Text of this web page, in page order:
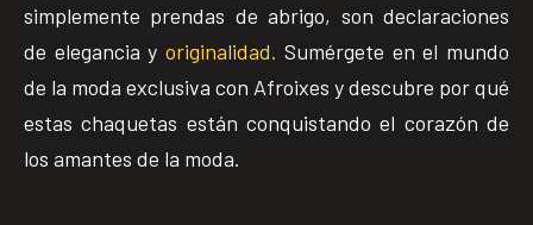
simplemente prendas de abrigo, son declaraciones
de elegancia y originalidad. Sumérgete en el mundo
de la moda exclusiva con Afroixes y descubre por qué
estas chaquetas están conquistando el corazón de
los amantes de la moda.